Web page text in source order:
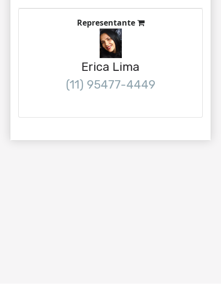
Representante
Erica Lima
(11) 95477-4449